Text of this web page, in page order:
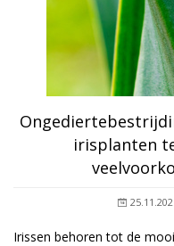
irisplanten
Irissen behoren tot de